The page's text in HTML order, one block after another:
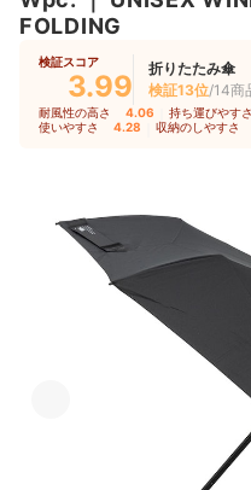
FOLDING
検証スコア
3.99
折りたたみ傘
検証13位/14商
耐風性の高さ 4.06 持ち運びやすさ
使いやすさ 4.28 収納のしやすさ